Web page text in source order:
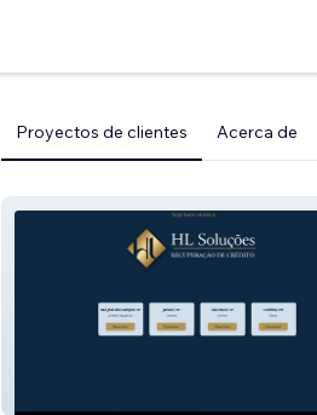
Proyectos de clientes Acerca de